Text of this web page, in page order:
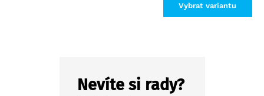
Vybrat variantu
Nevíte si rady?